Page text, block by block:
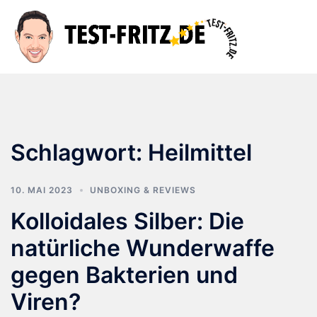
Inhalt
springen
Schlagwort: Heilmittel
10. MAI 2023 UNBOXING & REVIEWS
Kolloidales Silber: Die
natürliche Wunderwaffe
gegen Bakterien und
Viren?